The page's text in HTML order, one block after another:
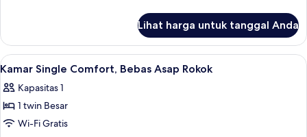
Rokok
Kamar
Single,
Bebas
Rokok
Lihat harga untuk tanggal Anda
Lihat
semua
foto
untuk
Kamar
Meja kerja, Wi-Fi gratis, dan seprai
6
Kamar Single Comfort, Bebas Asap Rokok
Kapasitas 1
1 twin Besar
Wi-Fi Gratis